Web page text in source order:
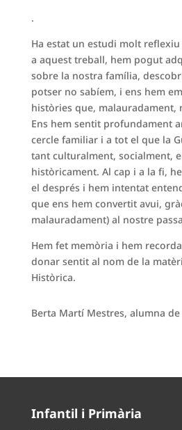
.
Ha estat un estudi molt
a aquest treball, hem pogut
sobre la nostra família,
potser no sabíem, i ens hem
històries que, malauradament,
Ens hem sentit profundament
cercle familiar i a tot el que la
tant culturalment, socialment,
històricament. Al cap i a la fi,
el després i hem intentat
que ens hem convertit avui,
malauradament) al nostre
Hem fet memòria i hem
donar sentit al nom de la
Històrica.
Berta Martí Mestres, alumna de
Infantil i Primària